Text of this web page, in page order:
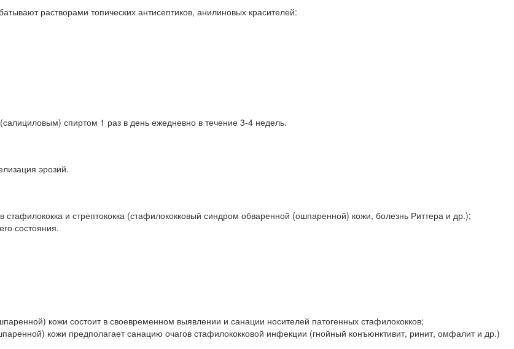
растворами топических антисептиков, анилиновых красителей:
спиртом 1 раз в день ежедневно в течение 3-4 недель.
эрозий.
и стрептококка (стафилококковый синдром обваренной (ошпаренной) кожи, болезнь Риттера и др.);
состояния.
кожи состоит в своевременном выявлении и санации носителей патогенных стафилококков;
кожи предполагает санацию очагов стафилококковой инфекции (гнойный конъюнктивит, ринит, омфалит и др.)